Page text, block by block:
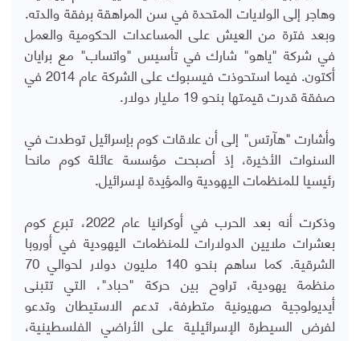
وهاجر إلى الولايات المتحدة في سن المراهقة برفقة والدته.
وبعد فترة من العيش على المساعدات الحكومية والعمل
في شركة "ياهو" شارك في تأسيس "واتساب" مع برايان
أكتون. فيما استحوذت فيسبوك على الشركة عام 2014 في
صفقة قدرت قيمتها بنحو 19 مليار دولار.
وأشارت "هآرتس" إلى أن علاقات كوم بإسرائيل توطدت في
السنوات الأخيرة، إذ أصبحت مؤسسة عائلة كوم مانحا
رئيسيا للمنظمات اليهودية والمؤيدة لإسرائيل.
وذكرت أنه بعد الحرب في أوكرانيا عام 2022، تبرع كوم
بعشرات ملايين الدولارات للمنظمات اليهودية في أوروبا
الشرقية. كما ساهم بنحو 140 مليون دولار لحوالي 70
منظمة يهودية، تراوح بين حركة "حباد"، التي تتبنى
أيديولوجية صهيونية متطرفة، تدعم الاستيطان وتدعو
لفرض السيطرة الإسرائيلية على الأراضي الفلسطينية،